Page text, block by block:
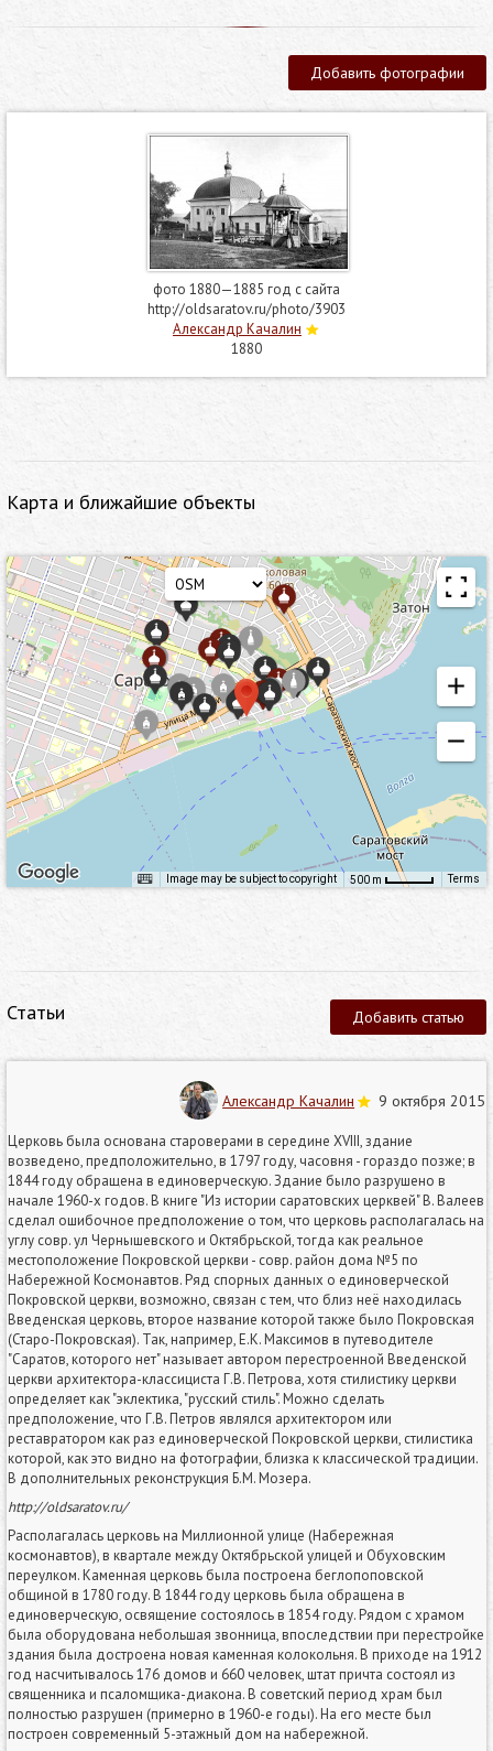
Добавить фотографии
фото 1880—1885 год с сайта
http://oldsaratov.ru/photo/3903
Александр Качалин
1880
Карта и ближайшие объекты
Image may be subject to copyright 500 m Terms
Добавить статью
Статьи
Александр Качалин 9 октября 2015
Церковь была основана староверами в середине XVIII, здание
возведено, предположительно, в 1797 году, часовня - гораздо позже; в
1844 году обращена в единоверческую. Здание было разрушено в
начале 1960-х годов. В книге "Из истории саратовских церквей" В. Валеев
сделал ошибочное предположение о том, что церковь располагалась на
углу совр. ул Чернышевского и Октябрьской, тогда как реальное
местоположение Покровской церкви - совр. район дома №5 по
Набережной Космонавтов. Ряд спорных данных о единоверческой
Покровской церкви, возможно, связан с тем, что близ неё находилась
Введенская церковь, второе название которой также было Покровская
(Старо-Покровская). Так, например, Е.К. Максимов в путеводителе
"Саратов, которого нет" называет автором перестроенной Введенской
церкви архитектора-классициста Г.В. Петрова, хотя стилистику церкви
определяет как "эклектика, "русский стиль". Можно сделать
предположение, что Г.В. Петров являлся архитектором или
реставратором как раз единоверческой Покровской церкви, стилистика
которой, как это видно на фотографии, близка к классической традиции.
В дополнительных реконструкция Б.М. Мозера.
http://oldsaratov.ru/
Располагалась церковь на Миллионной улице (Набережная
космонавтов), в квартале между Октябрьской улицей и Обуховским
переулком. Каменная церковь была построена беглопоповской
общиной в 1780 году. В 1844 году церковь была обращена в
единоверческую, освящение состоялось в 1854 году. Рядом с храмом
была оборудована небольшая звонница, впоследствии при перестройке
здания была достроена новая каменная колокольня. В приходе на 1912
год насчитывалось 176 домов и 660 человек, штат причта состоял из
священника и псаломщика-диакона. В советский период храм был
полностью разрушен (примерно в 1960-е годы). На его месте был
построен современный 5-этажный дом на набережной.